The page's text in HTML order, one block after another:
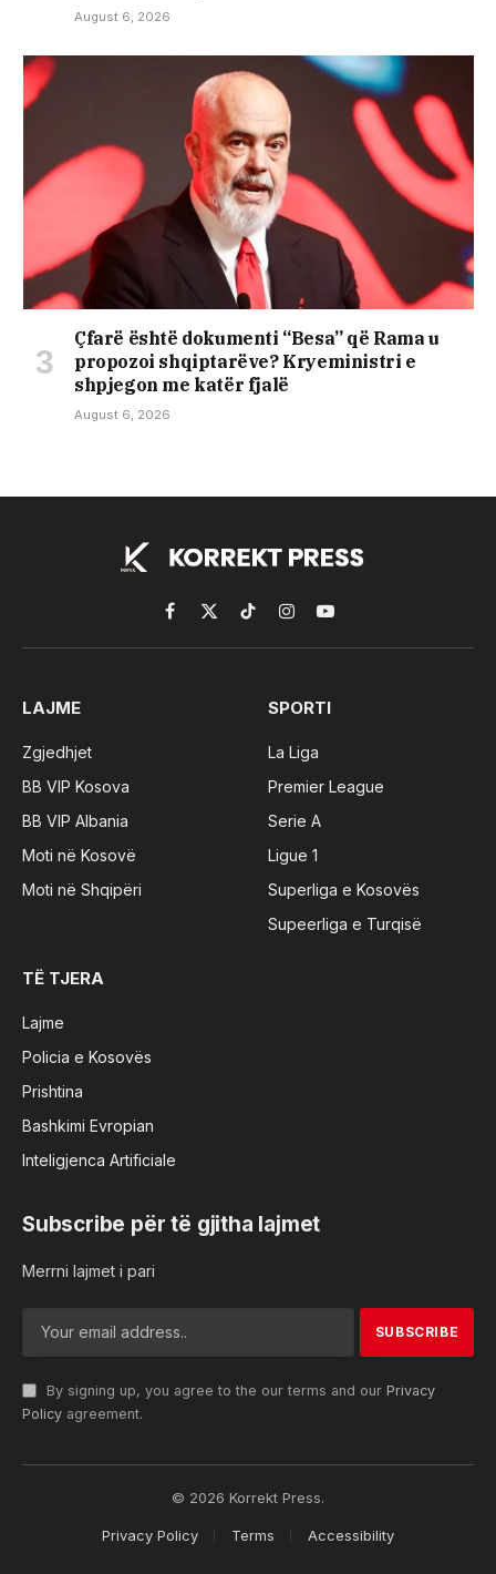
August 6, 2026
Çfarë është dokumenti “Besa” që Rama u
propozoi shqiptarëve? Kryeministri e
shpjegon me katër fjalë
August 6, 2026
Facebook
X
(Twitter)
TikTokInstagramYouTube
LAJME
Zgjedhjet
BB VIP Kosova
BB VIP Albania
Moti në Kosovë
Moti në Shqipëri
SPORTI
La Liga
Premier League
Serie A
Ligue 1
Superliga e Kosovës
Supeerliga e Turqisë
TË TJERA
Lajme
Policia e Kosovës
Prishtina
Bashkimi Evropian
Inteligjenca Artificiale
Subscribe për të gjitha lajmet
Merrni lajmet i pari
By signing up, you agree to the our terms and our Privacy
Policy agreement.
© 2026 Korrekt Press.
Privacy Policy Terms Accessibility